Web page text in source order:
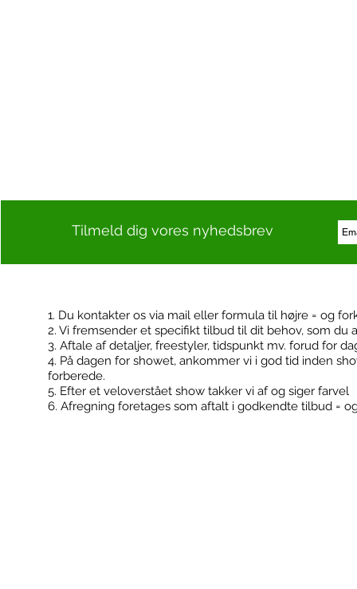
Tilmeld dig vores nyhedsbrev
Kontakt Booking
1. Du kontakter os via mail eller formula til højre = og
2. Vi fremsender et specifikt tilbud til dit behov, som du
3. Aftale af detaljer, freestyler, tidspunkt mv. forud for
4. På dagen for showet, ankommer vi i god tid inden
forberede.
5. Efter et veloverstået show takker vi af og siger farvel
6. Afregning foretages som aftalt i godkendte tilbud =